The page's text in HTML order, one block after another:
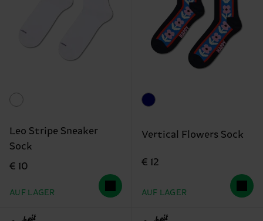
Leo Stripe Sneaker
Sock
€ 10
AUF LAGER
Vertical Flowers Sock
€ 12
AUF LAGER